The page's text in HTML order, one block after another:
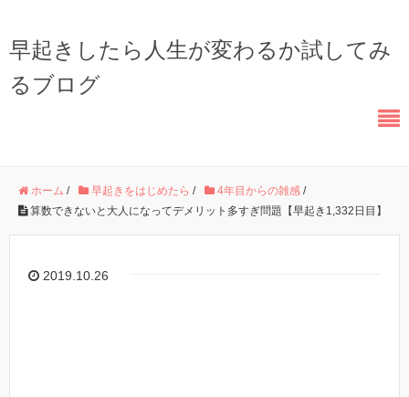
早起きしたら人生が変わるか試してみ
るブログ
ホーム / 早起きをはじめたら / 4年目からの雑感 /
算数できないと大人になってデメリット多すぎ問題【早起き1,332日目】
2019.10.26